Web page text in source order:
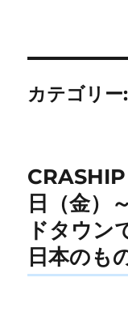
カテゴリー:
日（金）
ドタウン
日本のも